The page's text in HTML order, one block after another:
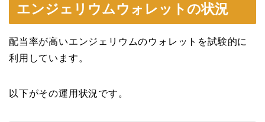
エンジェリウムウォレットの状況
配当率が高いエンジェリウムのウォレットを試験的に
利用しています。
以下がその運用状況です。